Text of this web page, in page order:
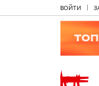
ВОЙТИ